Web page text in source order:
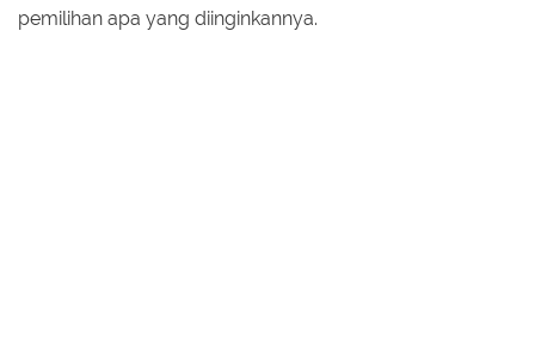
pemilihan apa yang diinginkannya.